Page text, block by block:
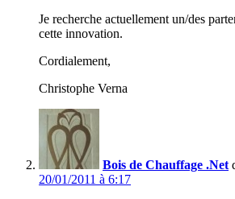
Je recherche actuellement un/des
cette innovation.
Cordialement,
Christophe Verna
Bois de Chauffage .Net
20/01/2011 à 6:17